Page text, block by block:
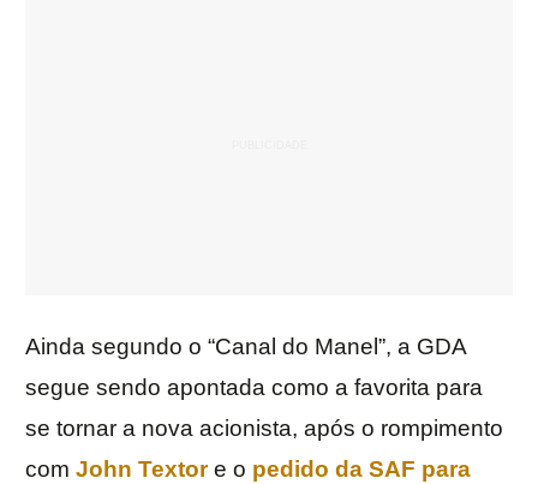
Ainda segundo o “Canal do Manel”, a GDA
segue sendo apontada como a favorita para
se tornar a nova acionista, após o rompimento
com John Textore o pedido da SAF para